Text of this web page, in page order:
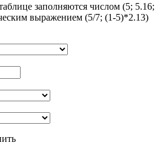
заполняются числом (5; 5.16;
выражением (5/7; (1-5)*2.13)